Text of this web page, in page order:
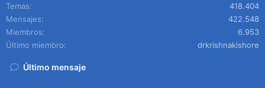
Temas
418.404
Mensajes
422.548
Miembros
6.953
Último miembro
drkrishnakishore
Último mensaje